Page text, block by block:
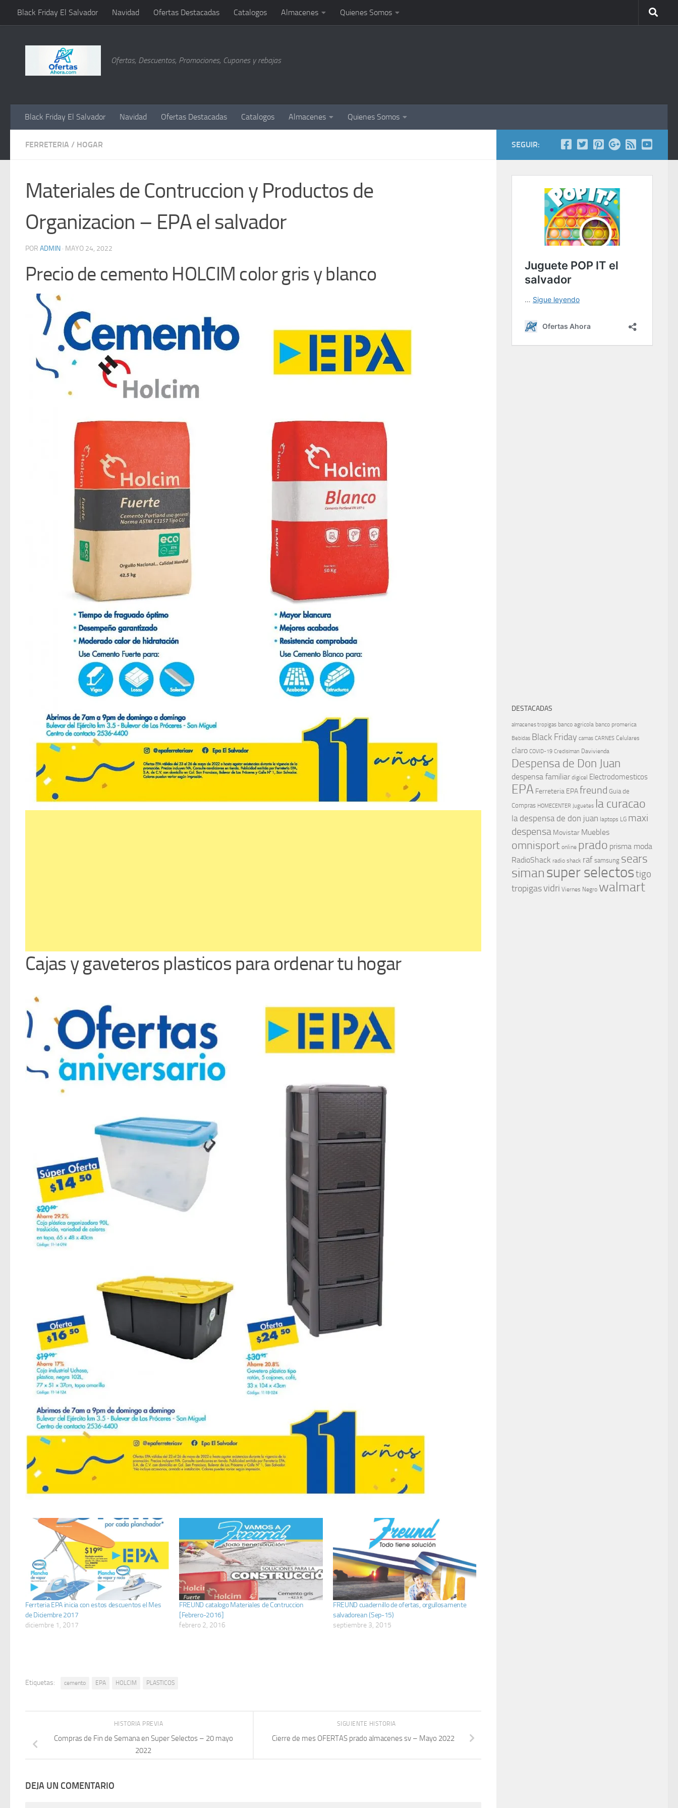
Saltar al contenido
Black Friday El Salvador Navidad Ofertas Destacadas Catalogos Almacenes Quienes Somos
Ofertas, Descuentos, Promociones, Cupones y rebajas
Black Friday El Salvador Navidad Ofertas Destacadas Catalogos Almacenes Quienes Somos
FERRETERIA / HOGAR
Materiales de Contruccion y Productos de
Organizacion – EPA el salvador
POR ADMIN · MAYO 24, 2022
Precio de cemento HOLCIM color gris y blanco
Cajas y gaveteros plasticos para ordenar tu hogar
Ferrteria EPA inicia con estos descuentos el Mes
de Diciembre 2017
diciembre 1, 2017
FREUND catalogo Materiales de Contruccion
[Febrero-2016]
febrero 2, 2016
FREUND cuadernillo de ofertas, orgullosamente
salvadorean (Sep-15)
septiembre 3, 2015
Etiquetas: cemento EPA HOLCIM PLASTICOS
SIGUIENTE HISTORIA
Cierre de mes OFERTAS prado almacenes sv – Mayo 2022
HISTORIA PREVIA
Compras de Fin de Semana en Super Selectos – 20 mayo
2022
DEJA UN COMENTARIO
SEGUIR:
DESTACADAS
almacenes tropigas banco agricola banco promerica
Bebidas Black Friday camas CARNES Celulares
claro COVID-19 Credisiman Davivienda
Despensa de Don Juan
despensa familiar digicel Electrodomesticos
EPA Ferreteria EPAfreund Guia de
Compras HOMECENTER Juguetes la curacao
la despensa de don juan laptops LG maxi
despensa Movistar Muebles
omnisport online prado prisma moda
RadioShack radio shack raf samsung sears
simansuper selectostigo
tropigasvidri Viernes Negro walmart